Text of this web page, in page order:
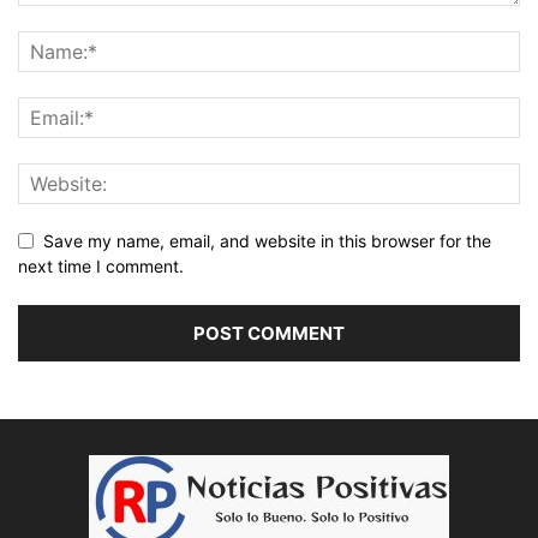
Save my name, email, and website in this browser for the
next time I comment.